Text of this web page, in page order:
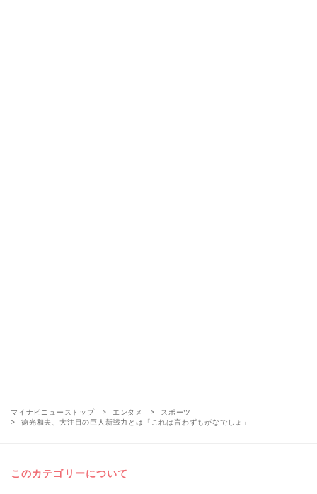
マイナビニューストップ エンタメ
スポーツ
徳光和夫、大注目の巨人新戦力とは「これは言わずもがなでしょ」
このカテゴリーについて